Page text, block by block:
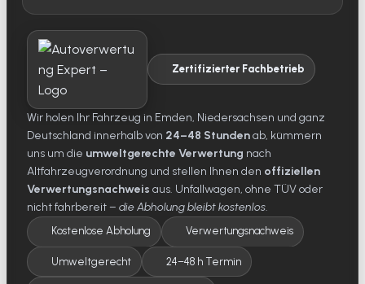
Zertifizierter Fachbetrieb
Wir holen Ihr Fahrzeug in Emden, Niedersachsen und ganz
Deutschland innerhalb von 24–48 Stundenab, kümmern
uns um die umweltgerechte Verwertung nach
Altfahrzeugverordnung und stellen Ihnen den offiziellen
Verwertungsnachweis aus. Unfallwagen, ohne TÜV oder
nicht fahrbereit – die Abholung bleibt kostenlos.
Kostenlose Abholung Verwertungsnachweis
Umweltgerecht 24–48 h Termin